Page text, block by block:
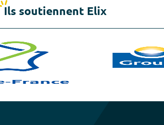
Ils soutiennent Elix